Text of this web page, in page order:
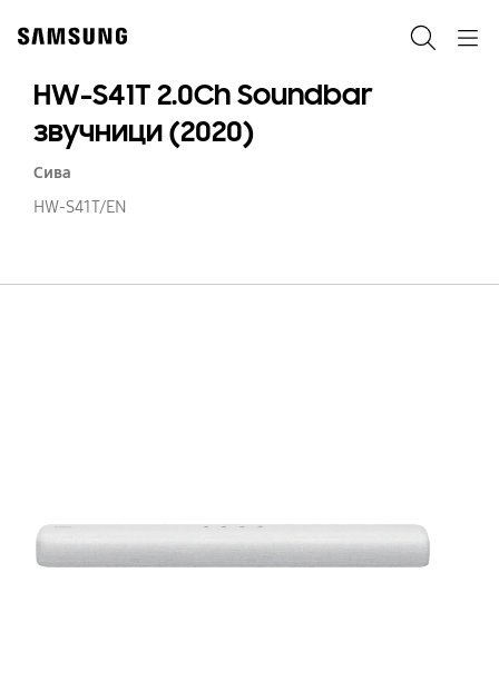
content
HW-S41T 2.0Ch Soundbar
звучници (2020)
Сива
HW-S41T/EN